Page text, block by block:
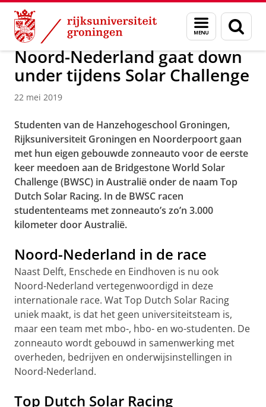
Skip
Content
Skip
Navigation
Menu
en
zoeken
Over ons Actueel Nieuws Nieuwsberichten
Noord-Nederland gaat down
under tijdens Solar Challenge
22 mei 2019
Studenten van de Hanzehogeschool Groningen,
Rijksuniversiteit Groningen en Noorderpoort gaan
met hun eigen gebouwde zonneauto voor de eerste
keer meedoen aan de Bridgestone World Solar
Challenge (BWSC) in Australië onder de naam Top
Dutch Solar Racing. In de BWSC racen
studententeams met zonneauto’s zo’n 3.000
kilometer door Australië.
Noord-Nederland in de race
Naast Delft, Enschede en Eindhoven is nu ook
Noord-Nederland vertegenwoordigd in deze
internationale race. Wat Top Dutch Solar Racing
uniek maakt, is dat het geen universiteitsteam is,
maar een team met mbo-, hbo- en wo-studenten. De
zonneauto wordt gebouwd in samenwerking met
overheden, bedrijven en onderwijsinstellingen in
Noord-Nederland.
Top Dutch Solar Racing